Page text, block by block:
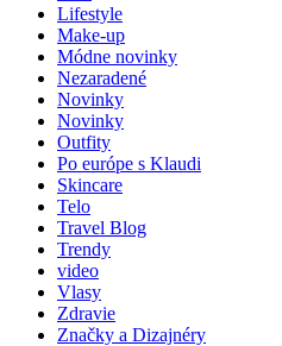
Lifestyle
Make-up
Módne novinky
Nezaradené
Novinky
Novinky
Outfity
Po európe s Klaudi
Skincare
Telo
Travel Blog
Trendy
video
Vlasy
Zdravie
Značky a Dizajnéry